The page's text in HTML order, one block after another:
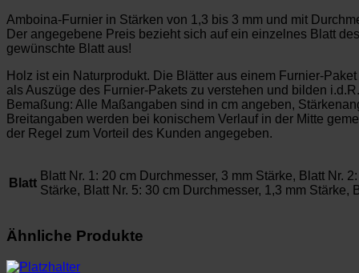
Amboina-Furnier in Stärken von 1,3 bis 3 mm und mit
Der angegebene Preis bezieht sich auf ein einzelnes Blatt
gewünschte Blatt aus!
Holz ist ein Naturprodukt. Die Blätter aus einem Furnier-
als Auszüge des Furnier-Pakets zu verstehen und bilden
Bemaßung: Alle Maßangaben sind in cm angeben,
Breitangaben werden bei konischem Verlauf in der Mitte
der Regel zum Vorteil des Kunden angegeben.
Blatt
Blatt Nr. 1: 20 cm Durchmesser, 3 mm Stärke, Blatt Nr.
Stärke, Blatt Nr. 5: 30 cm Durchmesser, 1,3 mm
Ähnliche Produkte